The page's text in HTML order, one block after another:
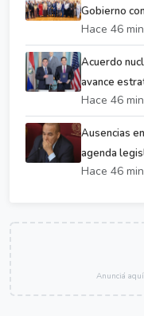
Gobierno
Hace 46 min
Acuerdo
avance
Hace 46 min
Ausencias
agenda
Hace 46 min
Anunciá